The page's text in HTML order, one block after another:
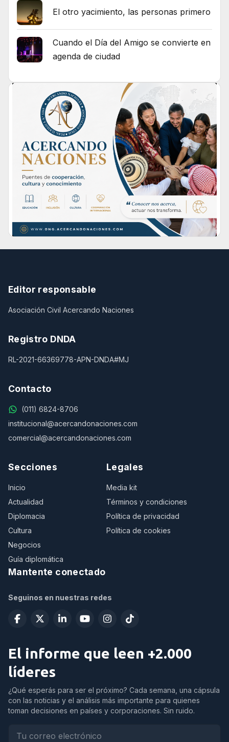
El otro yacimiento, las personas primero
Cuando el Día del Amigo se convierte en
agenda de ciudad
Editor responsable
Asociación Civil Acercando Naciones
Registro DNDA
RL-2021-66369778-APN-DNDA#MJ
Contacto
(011) 6824-8706
institucional@acercandonaciones.com
comercial@acercandonaciones.com
Secciones
Inicio
Actualidad
Diplomacia
Cultura
Negocios
Guía diplomática
Legales
Media kit
Términos y condiciones
Política de privacidad
Política de cookies
Mantente conectado
Seguinos en nuestras redes
El informe que leen +2.000
líderes
¿Qué esperás para ser el próximo? Cada semana, una cápsula
con las noticias y el análisis más importante para quienes
toman decisiones en países y corporaciones. Sin ruido.